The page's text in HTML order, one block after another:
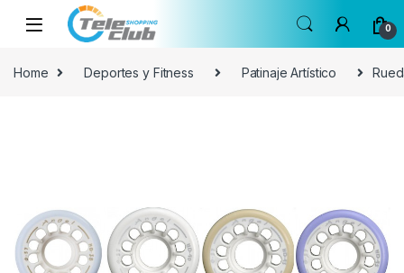
Skip to navigation
Skip to content
0
Home Deportes y Fitness Patinaje Artístico